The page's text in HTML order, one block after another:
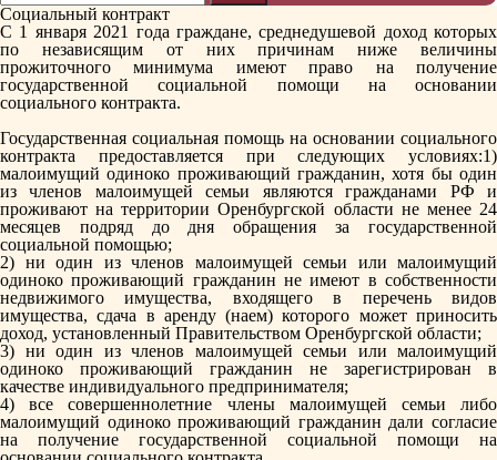
Социальный контракт
С 1 января 2021 года граждане, среднедушевой доход которых
по независящим от них причинам ниже величины
прожиточного минимума имеют право на получение
государственной социальной помощи на основании
социального контракта.
Государственная социальная помощь на основании социального
контракта предоставляется при следующих условиях:1)
малоимущий одиноко проживающий гражданин, хотя бы один
из членов малоимущей семьи являются гражданами РФ и
проживают на территории Оренбургской области не менее 24
месяцев подряд до дня обращения за государственной
социальной помощью;
2) ни один из членов малоимущей семьи или малоимущий
одиноко проживающий гражданин не имеют в собственности
недвижимого имущества, входящего в перечень видов
имущества, сдача в аренду (наем) которого может приносить
доход, установленный Правительством Оренбургской области;
3) ни один из членов малоимущей семьи или малоимущий
одиноко проживающий гражданин не зарегистрирован в
качестве индивидуального предпринимателя;
4) все совершеннолетние члены малоимущей семьи либо
малоимущий одиноко проживающий гражданин дали согласие
на получение государственной социальной помощи на